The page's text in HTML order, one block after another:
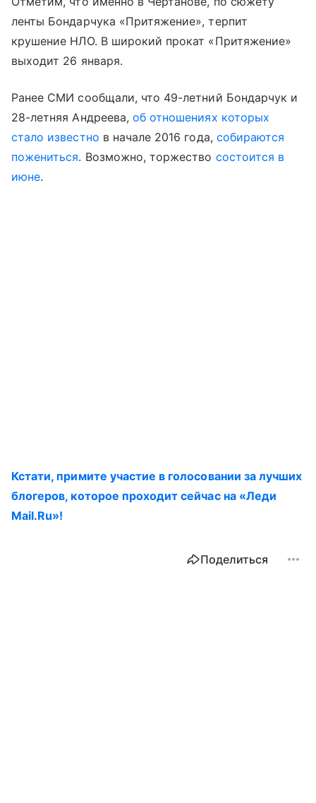
ленты Бондарчука «Притяжение», терпит
крушение НЛО. В широкий прокат «Притяжение»
выходит 26 января.
Ранее СМИ сообщали, что 49-летний Бондарчук и
28-летняя Андреева, об отношениях которых
стало известно в начале 2016 года, собираются
пожениться. Возможно, торжество состоится в
июне.
Кстати, примите участие в голосовании за лучших
блогеров, которое проходит сейчас на «Леди
Mail.Ru»!
Поделиться